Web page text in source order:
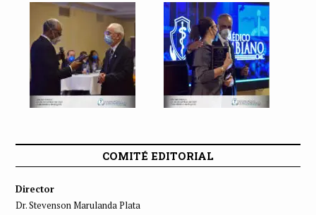
COMITÉ EDITORIAL
Director
Dr. Stevenson Marulanda Plata